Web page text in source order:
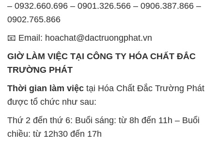
– 0932.660.696 – 0901.326.566 – 0906.387.866 –
0902.765.866
📧 Email: hoachat@dactruongphat.vn
GIỜ LÀM VIỆC TẠI CÔNG TY HÓA CHẤT ĐẮC
TRƯỜNG PHÁT
Thời gian làm việc tại Hóa Chất Đắc Trường Phát
được tổ chức như sau:
Thứ 2 đến thứ 6: Buổi sáng: từ 8h đến 11h – Buổi
chiều: từ 12h30 đến 17h